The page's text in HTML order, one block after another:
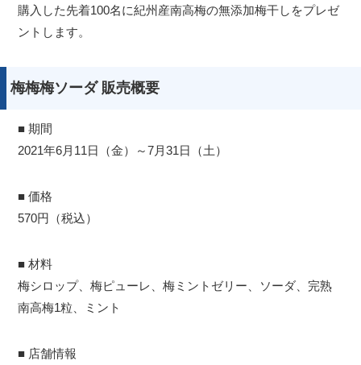
購入した先着100名に紀州産南高梅の無添加梅干しをプレゼ
ントします。
梅梅梅ソーダ 販売概要
■ 期間
2021年6月11日（金）～7月31日（土）
■ 価格
570円（税込）
■ 材料
梅シロップ、梅ピューレ、梅ミントゼリー、ソーダ、完熟
南高梅1粒、ミント
■ 店舗情報